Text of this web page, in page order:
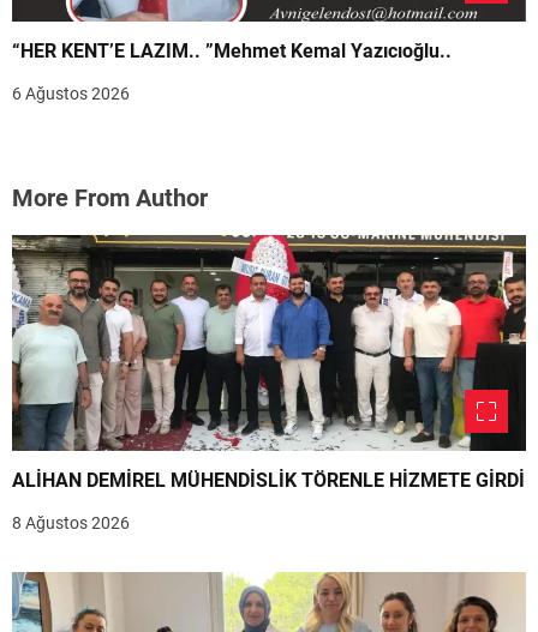
“HER KENT’E LAZIM.. ”Mehmet Kemal Yazıcıoğlu..
6 Ağustos 2026
More From Author
ALİHAN DEMİREL MÜHENDİSLİK TÖRENLE HİZMETE GİRDİ
8 Ağustos 2026